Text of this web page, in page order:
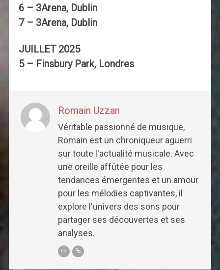
6 – 3Arena, Dublin
7 – 3Arena, Dublin
JUILLET 2025
5 – Finsbury Park, Londres
Romain Uzzan
Véritable passionné de musique,
Romain est un chroniqueur aguerri
sur toute l'actualité musicale. Avec
une oreille affûtée pour les
tendances émergentes et un amour
pour les mélodies captivantes, il
explore l'univers des sons pour
partager ses découvertes et ses
analyses.